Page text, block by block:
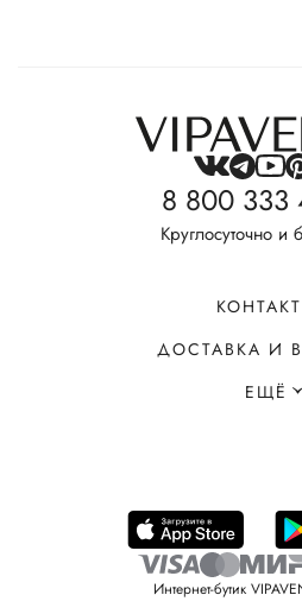
8 800 333
Круглосуточно и
ДОСТАВКА И
ЕЩЁ
Интернет-бутик